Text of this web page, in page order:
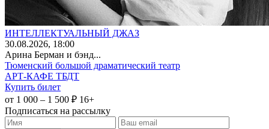
ИНТЕЛЛЕКТУАЛЬНЫЙ ДЖАЗ
30.08.2026, 18:00
Арина Берман и бэнд...
Тюменский большой драматический театр
АРТ-КАФЕ ТБДТ
Купить билет
от 1 000 – 1 500 ₽ 16+
Подписаться на рассылку